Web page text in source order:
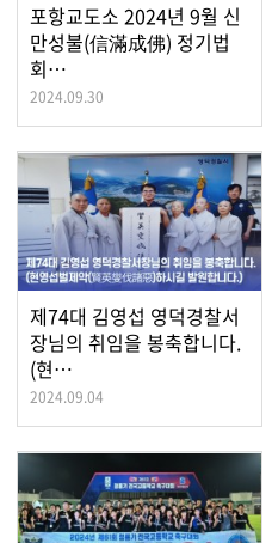
포항교도소 2024년 9월 신
만성불(信滿成佛) 정기법
회…
2024.09.30
제74대 김영섭 영덕경찰서
장님의 취임을 봉축합니다.
(현…
2024.09.04